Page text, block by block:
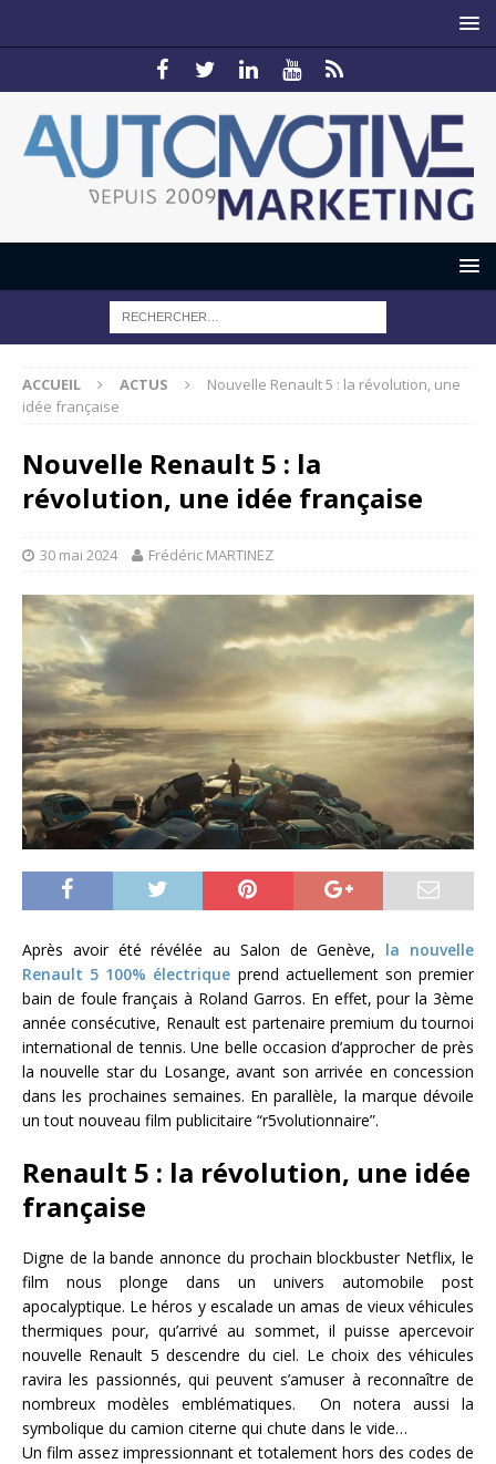
ACCUEIL ACTUS
Nouvelle Renault 5 : la révolution, une
idée française
Nouvelle Renault 5 : la
révolution, une idée française
30 mai 2024 Frédéric MARTINEZ
Après avoir été révélée au Salon de Genève, la nouvelle
Renault 5 100% électrique prend actuellement son premier
bain de foule français à Roland Garros. En effet, pour la 3ème
année consécutive, Renault est partenaire premium du tournoi
international de tennis. Une belle occasion d’approcher de près
la nouvelle star du Losange, avant son arrivée en concession
dans les prochaines semaines. En parallèle, la marque dévoile
un tout nouveau film publicitaire “r5volutionnaire”.
Renault 5 : la révolution, une idée
française
Digne de la bande annonce du prochain blockbuster Netflix, le
film nous plonge dans un univers automobile post
apocalyptique. Le héros y escalade un amas de vieux véhicules
thermiques pour, qu’arrivé au sommet, il puisse apercevoir
nouvelle Renault 5 descendre du ciel. Le choix des véhicules
ravira les passionnés, qui peuvent s’amuser à reconnaître de
nombreux modèles emblématiques. On notera aussi la
symbolique du camion citerne qui chute dans le vide…
Un film assez impressionnant et totalement hors des codes de